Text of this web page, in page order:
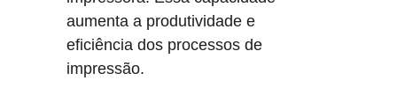
aumenta a produtividade e
eficiência dos processos de
impressão.